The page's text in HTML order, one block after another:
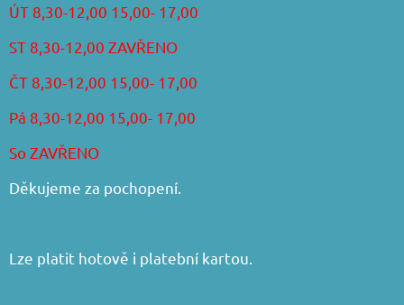
ÚT 8,30-12,00 15,00- 17,00
ST 8,30-12,00 ZAVŘENO
ČT 8,30-12,00 15,00- 17,00
Pá 8,30-12,00 15,00- 17,00
So ZAVŘENO
Děkujeme za pochopení.
Lze platit hotově i platební kartou.